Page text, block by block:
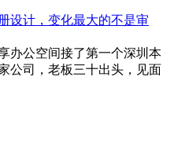
设计，变化最大的不是审
办公空间接了第一个深圳本
公司，老板三十出头，见面